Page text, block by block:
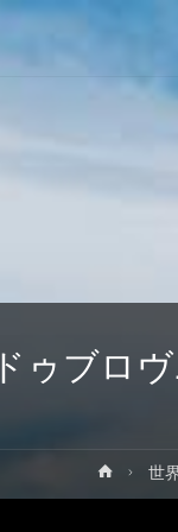
ドゥブロ
ホ
ー
世